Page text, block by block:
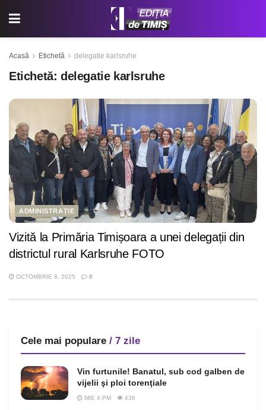
Acasă Etichetă delegatie karlsruhe
Etichetă: delegatie karlsruhe
ADMINISTRAȚIE
Vizită la Primăria Timișoara a unei delegații din
districtul rural Karlsruhe FOTO
OCTOMBRIE 8, 2025 0
Cele mai populare / 7 zile
Vin furtunile! Banatul, sub cod galben de
vijelii şi ploi torenţiale
MIE 4:PM 436